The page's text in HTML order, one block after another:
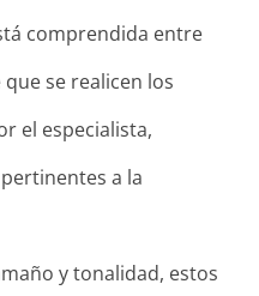
comprendida entre
se realicen los
el especialista,
a la
y tonalidad, estos